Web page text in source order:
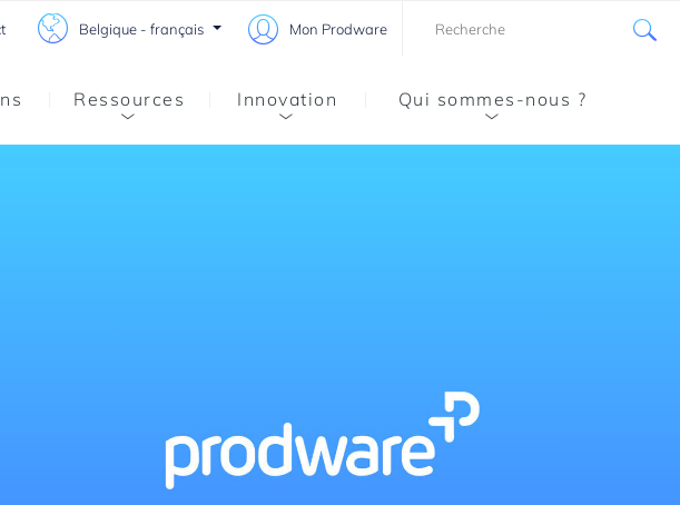
Belgique - français Mon Prodware
Ressources Innovation Qui sommes-nous ?